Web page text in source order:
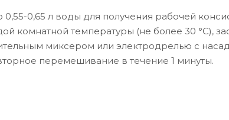
0,65 л воды для получения рабочей
комнатной температуры (не более 30 °С),
миксером или электродрелью с
перемешивание в течение 1 минуты.